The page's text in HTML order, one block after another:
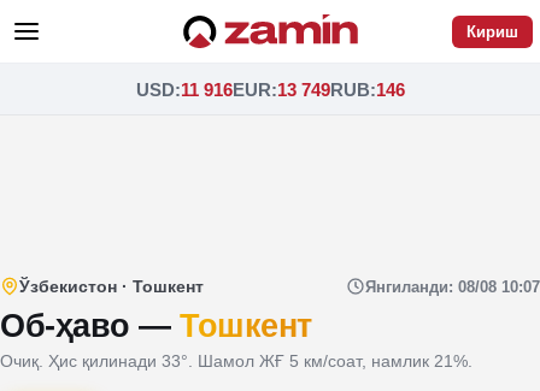
Кириш
USD:11 916EUR:13 749RUB:146
Ўзбекистон · Тошкент Янгиланди: 08/08 10:07
Об-ҳаво — Тошкент
Очиқ. Ҳис қилинади 33°. Шамол ЖҒ 5 км/соат, намлик 21%.